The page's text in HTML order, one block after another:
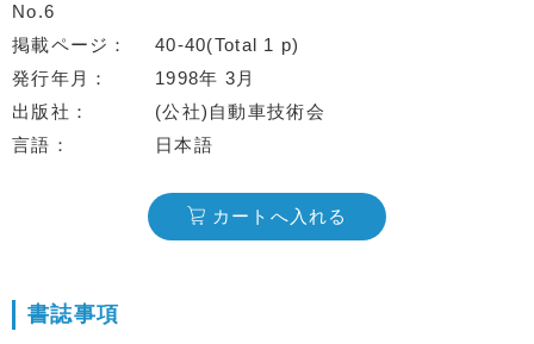
No.6
掲載ページ
40-40(Total 1 p)
発行年月
1998年 3月
出版社
(公社)自動車技術会
言語
日本語
カートへ入れる
書誌事項